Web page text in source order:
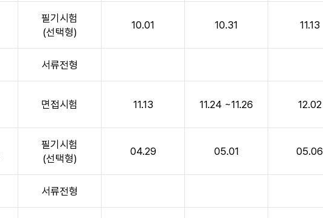
필기시험
(선택형)
10.01 10.31 11.13
서류전형
면접시험 11.13 11.24 ~11.26 12.02
필기시험
(선택형)
04.29 05.01 05.06
서류전형